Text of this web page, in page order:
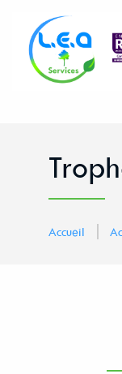
Accueil